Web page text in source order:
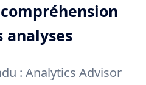
analyses
: Analytics Advisor